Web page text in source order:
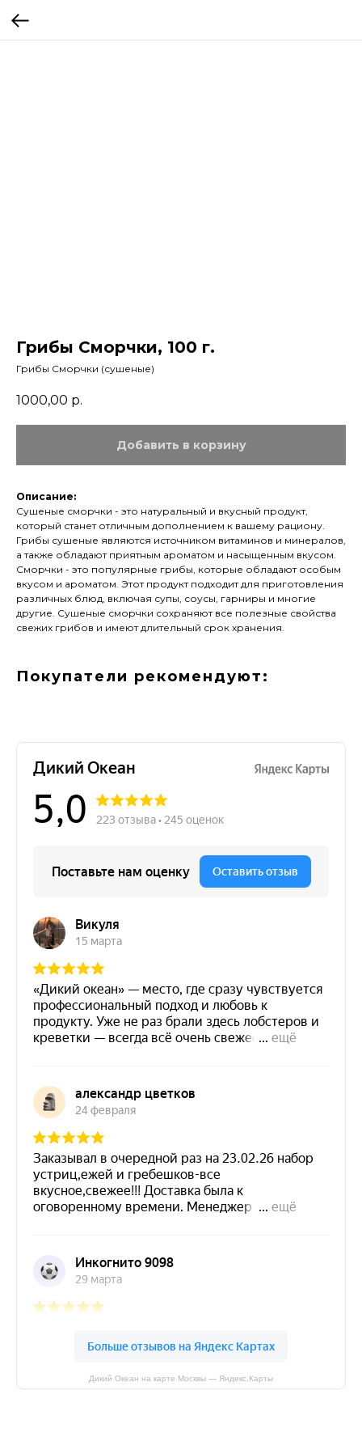
Грибы Сморчки, 100 г.
Грибы Сморчки (сушеные)
1000,00 р.
Добавить в корзину
Описание:
Сушеные сморчки - это натуральный и вкусный продукт,
который станет отличным дополнением к вашему рациону.
Грибы сушеные являются источником витаминов и минералов,
а также обладают приятным ароматом и насыщенным вкусом.
Сморчки - это популярные грибы, которые обладают особым
вкусом и ароматом. Этот продукт подходит для приготовления
различных блюд, включая супы, соусы, гарниры и многие
другие. Сушеные сморчки сохраняют все полезные свойства
свежих грибов и имеют длительный срок хранения.
Покупатели рекомендуют:
Дикий Океан на карте Москвы — Яндекс.Карты